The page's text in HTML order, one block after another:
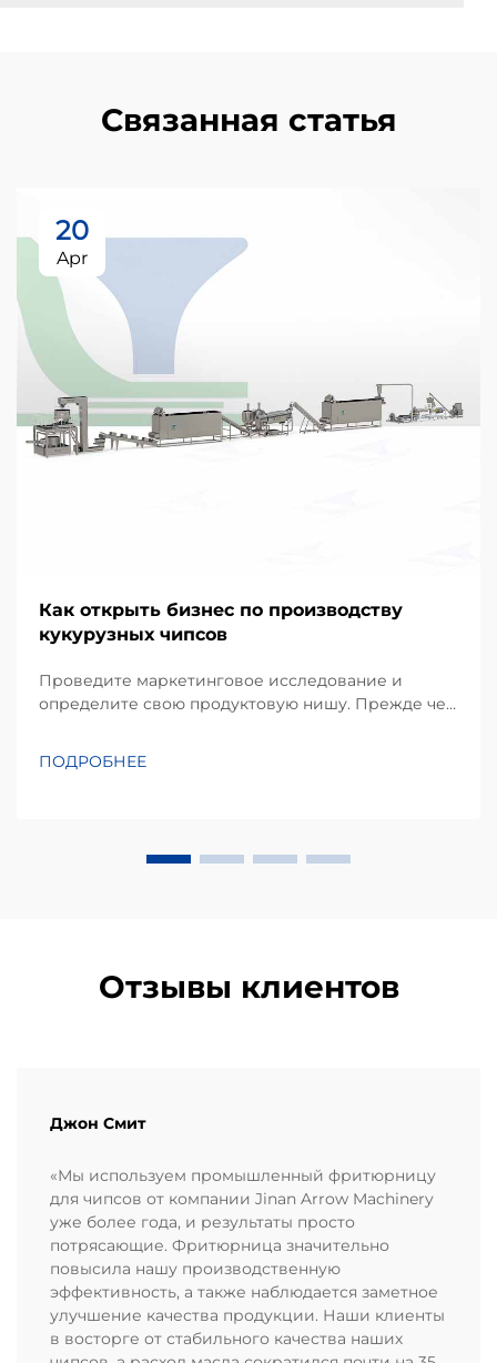
Связанная статья
20
Apr
Как открыть бизнес по производству
кукурузных чипсов
Проведите маркетинговое исследование и
определите свою продуктовую нишу. Прежде чем
предпочтений местных потребителей.
ПОДРОБНЕЕ
Отзывы клиентов
Джон Смит
«Мы используем промышленный фритюрницу
для чипсов от компании Jinan Arrow Machinery
уже более года, и результаты просто
потрясающие. Фритюрница значительно
повысила нашу производственную
эффективность, а также наблюдается заметное
улучшение качества продукции. Наши клиенты
в восторге от стабильного качества наших